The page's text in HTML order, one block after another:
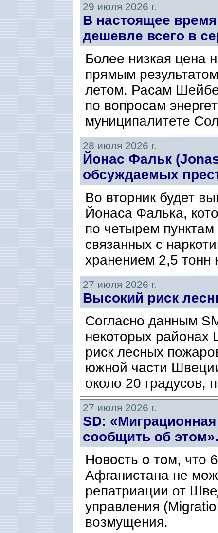
29 июля 2026 г.
В настоящее
дешевле всего в
Более низкая цена
прямым
летом. Расам
по вопросам
муниципалитете
28 июля 2026 г.
Йонас Фальк
обсуждаемых
Во вторник будет
Йонаса Фалька,
по четырем
связанных с
хранением 2,5 тонн
27 июля 2026 г.
Высокий риск
Согласно данным
некоторых районах
риск лесных
южной части
около 20 градусов,
27 июля 2026 г.
SD:
сообщить об
Новость о том, что
Афганистана не
репатриации от
управления
возмущения.